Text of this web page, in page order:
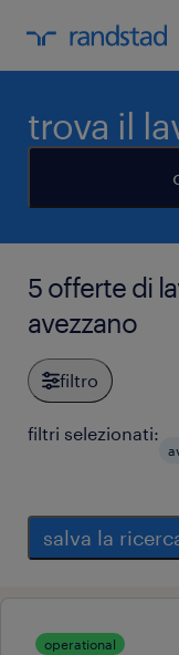
trova il
5 offerte di
avezzano
filtro
filtri selezionati:
salva la
operational